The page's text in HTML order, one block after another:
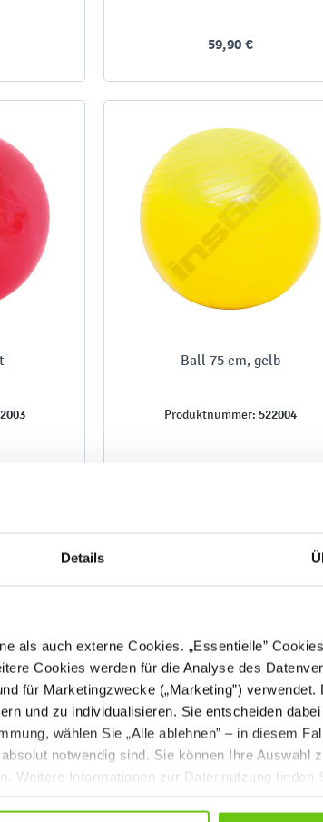
Details
als auch externe Cookies. „Essentielle”
Cookies werden für die Analyse des
für Marketingzwecke („Marketing”)
und zu individualisieren. Sie entscheiden
wählen Sie „Alle ablehnen” – in diesem
notwendig sind. Sie können Ihre Auswahl
Weitere Informationen zur Datennutzung finden
59,90 €
Ball 75 cm, gelb
Produktnummer: 522004
23,90 €